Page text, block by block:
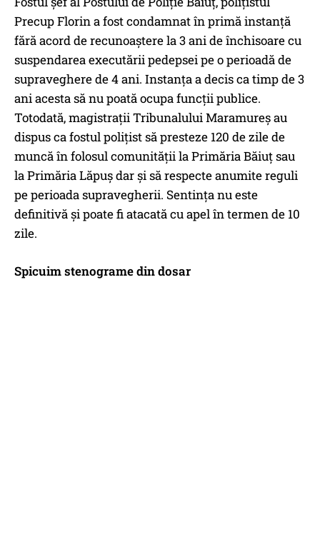
Precup Florin a fost condamnat în primă instanță
fără acord de recunoaștere la 3 ani de închisoare cu
suspendarea executării pedepsei pe o perioadă de
supraveghere de 4 ani. Instanța a decis ca timp de 3
ani acesta să nu poată ocupa funcții publice.
Totodată, magistrații Tribunalului Maramureș au
dispus ca fostul polițist să presteze 120 de zile de
muncă în folosul comunității la Primăria Băiuț sau
la Primăria Lăpuș dar și să respecte anumite reguli
pe perioada supravegherii. Sentința nu este
definitivă și poate fi atacată cu apel în termen de 10
zile.
Spicuim stenograme din dosar